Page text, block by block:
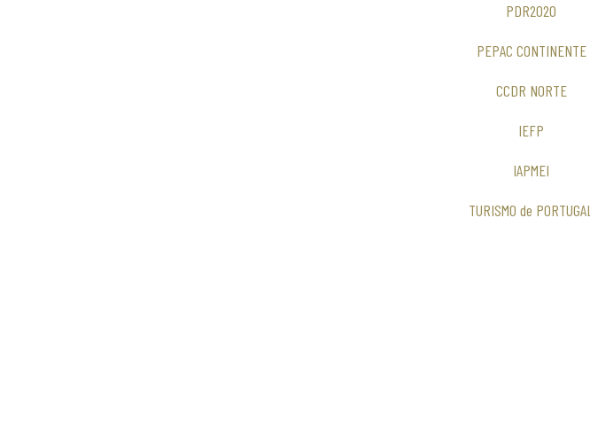
PDR2020
PEPAC CONTINENTE
CCDR NORTE
IEFP
IAPMEI
TURISMO de PORTUGAL